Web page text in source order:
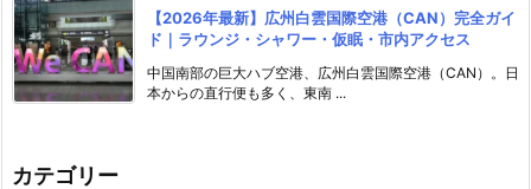
【2026年最新】広州白雲国際空港（CAN）完全ガイ
ド｜ラウンジ・シャワー・仮眠・市内アクセス
中国南部の巨大ハブ空港、広州白雲国際空港（CAN）。日
本からの直行便も多く、東南 ...
カテゴリー